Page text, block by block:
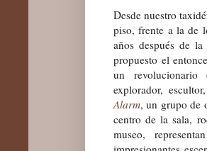
Desde nuestro
piso, frente a la de
años después de
propuesto el
un revolucionario
explorador,
Alarm, un grupo de
centro de la sala,
museo, representan